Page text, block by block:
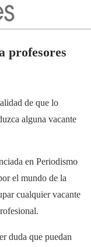
profesores
de que lo
alguna vacante
en Periodismo
el mundo de la
cualquier vacante
duda que puedan